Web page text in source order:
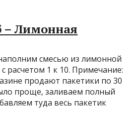
– Лимонная
смесью из лимонной
расчетом 1 к 10. Примечание:
продают пакетики по 30
проще, заливаем полный
туда весь пакетик